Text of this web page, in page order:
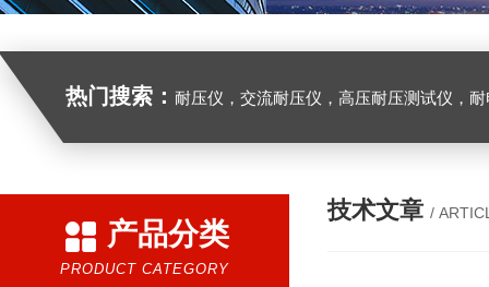
热门搜索： 耐压仪，交流耐压仪，高压耐压测试仪，
产品分类
PRODUCT CATEGORY
技术文章 /